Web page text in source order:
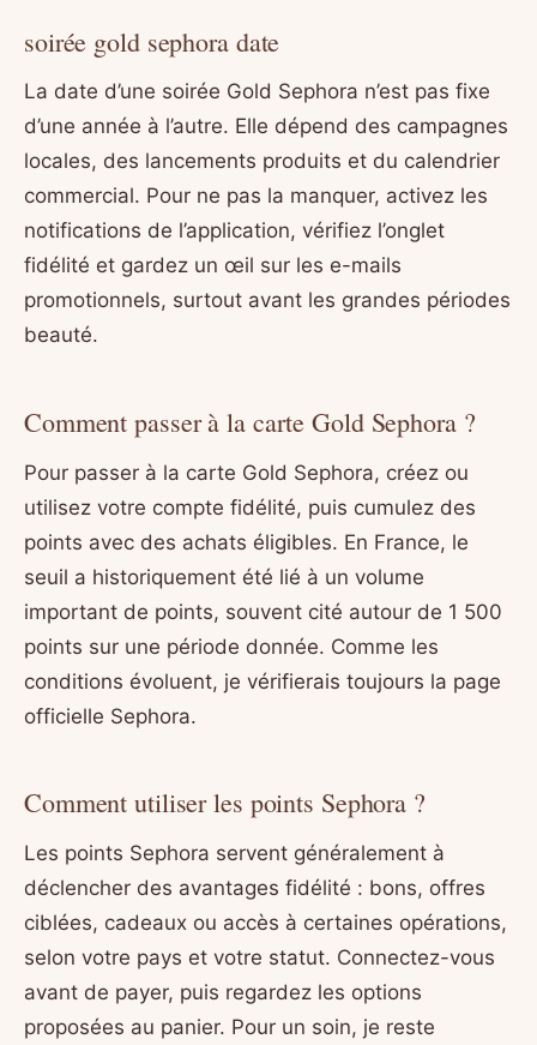
soirée gold sephora date
La date d’une soirée Gold Sephora n’est pas fixe
d’une année à l’autre. Elle dépend des campagnes
locales, des lancements produits et du calendrier
commercial. Pour ne pas la manquer, activez les
notifications de l’application, vérifiez l’onglet
fidélité et gardez un œil sur les e-mails
promotionnels, surtout avant les grandes périodes
beauté.
Comment passer à la carte Gold Sephora ?
Pour passer à la carte Gold Sephora, créez ou
utilisez votre compte fidélité, puis cumulez des
points avec des achats éligibles. En France, le
seuil a historiquement été lié à un volume
important de points, souvent cité autour de 1 500
points sur une période donnée. Comme les
conditions évoluent, je vérifierais toujours la page
officielle Sephora.
Comment utiliser les points Sephora ?
Les points Sephora servent généralement à
déclencher des avantages fidélité : bons, offres
ciblées, cadeaux ou accès à certaines opérations,
selon votre pays et votre statut. Connectez-vous
avant de payer, puis regardez les options
proposées au panier. Pour un soin, je reste